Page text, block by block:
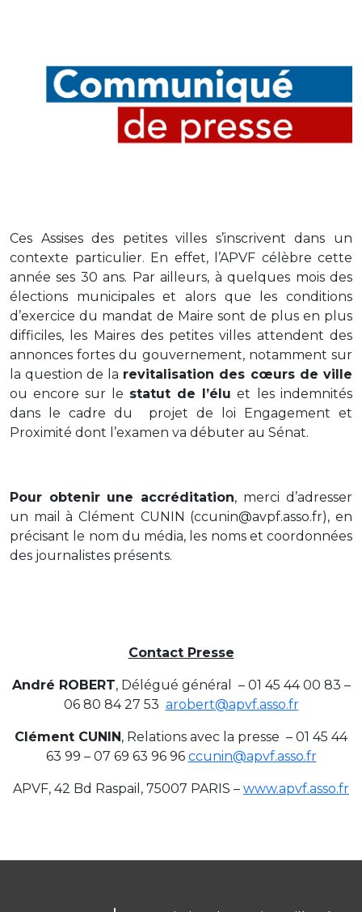
Ces Assises des petites villes s’inscrivent dans un
contexte particulier. En effet, l’APVF célèbre cette
année ses 30 ans. Par ailleurs, à quelques mois des
élections municipales et alors que les conditions
d’exercice du mandat de Maire sont de plus en plus
difficiles, les Maires des petites villes attendent des
annonces fortes du gouvernement, notamment sur
la question de la revitalisation des cœurs de ville
ou encore sur le statut de l’élu et les indemnités
dans le cadre du projet de loi Engagement et
Proximité dont l’examen va débuter au Sénat.
Pour obtenir une accréditation, merci d’adresser
un mail à Clément CUNIN (ccunin@avpf.asso.fr), en
précisant le nom du média, les noms et coordonnées
des journalistes présents.
Contact Presse
André ROBERT, Délégué général – 01 45 44 00 83 –
06 80 84 27 53 arobert@apvf.asso.fr
Clément CUNIN, Relations avec la presse – 01 45 44
63 99 – 07 69 63 96 96 ccunin@apvf.asso.fr
APVF, 42 Bd Raspail, 75007 PARIS – www.apvf.asso.fr